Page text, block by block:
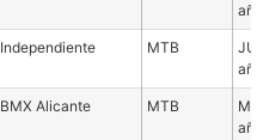
Independiente MTB
BMX Alicante MTB